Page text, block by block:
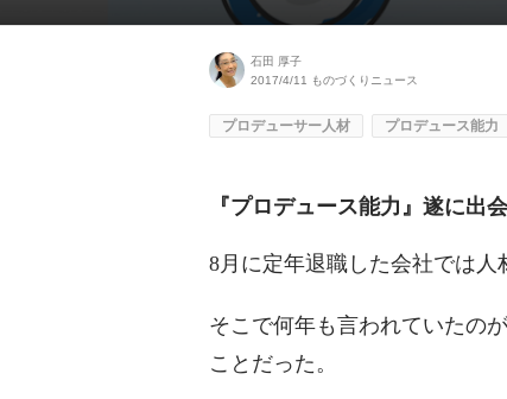
石田 厚子
2017/4/11
ものづくりニュース
プロデューサー人材 プロデュース能力
『プロデュース能力』遂に出
8月に定年退職した会社では人
そこで何年も言われていたの
ことだった。